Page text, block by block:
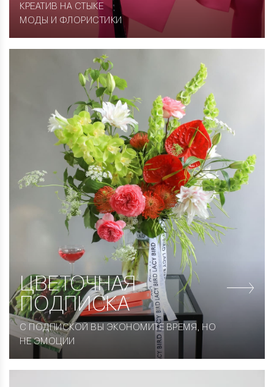
КРЕАТИВ НА СТЫКЕ
МОДЫ И ФЛОРИСТИКИ
ЦВЕТОЧНАЯ
ПОДПИСКА
С ПОДПИСКОЙ ВЫ ЭКОНОМИТЕ ВРЕМЯ, НО
НЕ ЭМОЦИИ